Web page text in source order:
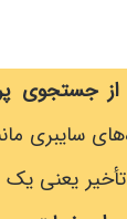
جستجوی
سایبری
یعنی یک